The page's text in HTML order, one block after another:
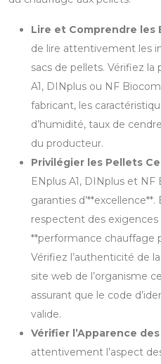
Lire et Comprendre les
de lire attentivement les
sacs de pellets. Vérifiez
A1, DINplus ou NF
fabricant, les
d’humidité, taux de
du producteur.
Privilégier les Pellets
ENplus A1, DINplus et
garanties
respectent des
**performance chauffage
Vérifiez l’authenticité de
site web de l’organisme
assurant que le code
valide.
Vérifier l’Apparence
attentivement l’aspect